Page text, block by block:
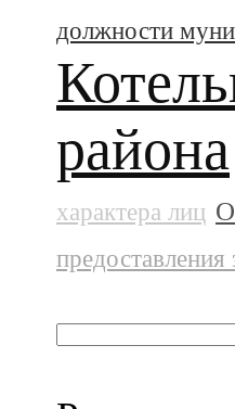
должности
района
характера лиц